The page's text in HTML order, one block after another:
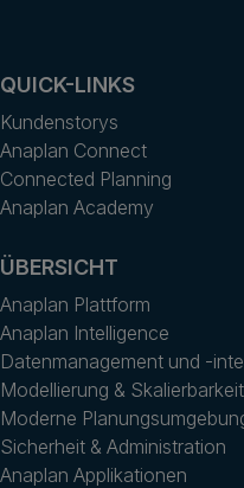
QUICK-LINKS
Kundenstorys
Anaplan Connect
Connected Planning
Anaplan Academy
ÜBERSICHT
Anaplan Plattform
Anaplan Intelligence
Datenmanagement und -
Modellierung & Skalierbarkeit
Moderne
Sicherheit & Administration
Anaplan Applikationen